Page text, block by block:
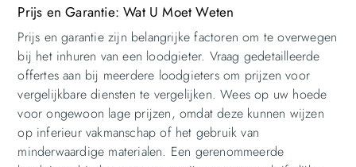
Prijs en Garantie: Wat U Moet Weten
Prijs en garantie zijn belangrijke factoren om te overwegen
bij het inhuren van een loodgieter. Vraag gedetailleerde
offertes aan bij meerdere loodgieters om prijzen voor
vergelijkbare diensten te vergelijken. Wees op uw hoede
voor ongewoon lage prijzen, omdat deze kunnen wijzen
op inferieur vakmanschap of het gebruik van
minderwaardige materialen. Een gerenommeerde